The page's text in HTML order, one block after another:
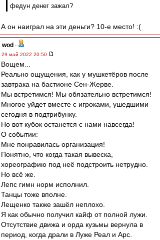
федун денег зажал?
А он наиграл на эти деньги? 10-е место! :(
wod -
29 май 2022 20:50
Вощем...
Реально ощущения, как у мушкетёров после
завтрака на бастионе Сен-Жерве.
Мы встретимся! Мы обязательно встретимся!
Многое уйдет вместе с игроками, ушедшими
сегодня в подтрибунку.
Но вот кубок останется с нами навсегда!
О событии:
Мне понравилась организация!
Понятно, что когда такая вывеска,
хореографию под неё подстроить нетрудно.
Но всё же.
Лепс гимн норм исполнил.
Танцы тоже вполне.
Лещенко также зашёл неплохо.
Я как обычно получил кайф от полной лужи.
Отсутствие движа и орда кузьмы вернула в
период, когда драли в Луже Реал и Арс.